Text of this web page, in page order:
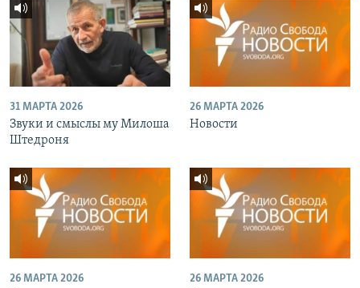
31 МАРТА 2026
Звуки и смыслы му Милоша
Штедроня
26 МАРТА 2026
Новости
26 МАРТА 2026 26 МАРТА 2026